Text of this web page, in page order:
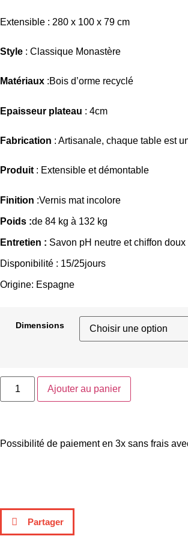
Extensible : 280 x 100 x 79 cm
Style : Classique Monastère
Matériaux :Bois d’orme recyclé
Epaisseur plateau : 4cm
Fabrication : Artisanale, chaque table est
Produit: Extensible et démontable
Finition :Vernis mat incolore
Poids :de 84 kg à 132 kg
Entretien : Savon pH neutre et chiffon doux
Disponibilité : 15/25jours
Origine: Espagne
Dimensions
Ajouter au panier
Possibilité de paiement en 3x sans frais
Partager